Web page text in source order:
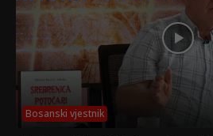
Bosanski vjestnik